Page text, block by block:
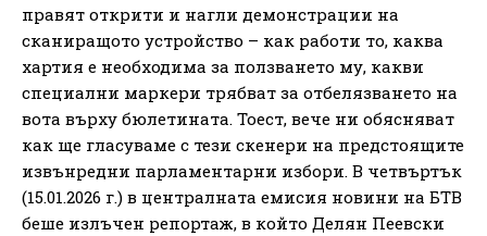
правят открити и нагли демонстрации на
сканиращото устройство – как работи то, каква
хартия е необходима за ползването му, какви
специални маркери трябват за отбелязването на
вота върху бюлетината. Тоест, вече ни обясняват
как ще гласуваме с тези скенери на предстоящите
извънредни парламентарни избори. В четвъртък
(15.01.2026 г.) в централната емисия новини на БТВ
беше излъчен репортаж, в който Делян Пеевски